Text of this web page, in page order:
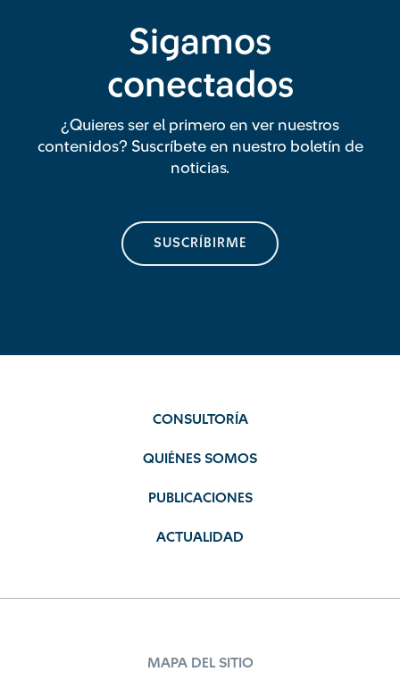
Sigamos
conectados
¿Quieres ser el primero en ver nuestros
contenidos? Suscríbete en nuestro boletín de
noticias.
SUSCRÍBIRME
CONSULTORÍA
QUIÉNES SOMOS
PUBLICACIONES
ACTUALIDAD
MAPA DEL SITIO